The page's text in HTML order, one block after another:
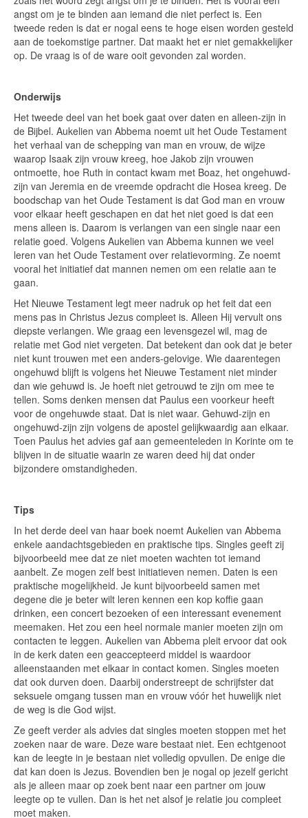
angst om je te binden aan iemand die niet perfect is. Een
tweede reden is dat er nogal eens te hoge eisen worden gesteld
aan de toekomstige partner. Dat maakt het er niet gemakkelijker
op. De vraag is of de ware ooit gevonden zal worden.
Onderwijs
Het tweede deel van het boek gaat over daten en alleen-zijn in
de Bijbel. Aukelien van Abbema noemt uit het Oude Testament
het verhaal van de schepping van man en vrouw, de wijze
waarop Isaak zijn vrouw kreeg, hoe Jakob zijn vrouwen
ontmoette, hoe Ruth in contact kwam met Boaz, het ongehuwd-
zijn van Jeremia en de vreemde opdracht die Hosea kreeg. De
boodschap van het Oude Testament is dat God man en vrouw
voor elkaar heeft geschapen en dat het niet goed is dat een
mens alleen is. Daarom is verlangen van een single naar een
relatie goed. Volgens Aukelien van Abbema kunnen we veel
leren van het Oude Testament over relatievorming. Ze noemt
vooral het initiatief dat mannen nemen om een relatie aan te
gaan.
Het Nieuwe Testament legt meer nadruk op het feit dat een
mens pas in Christus Jezus compleet is. Alleen Hij vervult ons
diepste verlangen. Wie graag een levensgezel wil, mag de
relatie met God niet vergeten. Dat betekent dan ook dat je beter
niet kunt trouwen met een anders-gelovige. Wie daarentegen
ongehuwd blijft is volgens het Nieuwe Testament niet minder
dan wie gehuwd is. Je hoeft niet getrouwd te zijn om mee te
tellen. Soms denken mensen dat Paulus een voorkeur heeft
voor de ongehuwde staat. Dat is niet waar. Gehuwd-zijn en
ongehuwd-zijn zijn volgens de apostel gelijkwaardig aan elkaar.
Toen Paulus het advies gaf aan gemeenteleden in Korinte om te
blijven in de situatie waarin ze waren deed hij dat onder
bijzondere omstandigheden.
Tips
In het derde deel van haar boek noemt Aukelien van Abbema
enkele aandachtsgebieden en praktische tips. Singles geeft zij
bijvoorbeeld mee dat ze niet moeten wachten tot iemand
aanbelt. Ze mogen zelf best initiatieven nemen. Daten is een
praktische mogelijkheid. Je kunt bijvoorbeeld samen met
degene die je beter wilt leren kennen een kop koffie gaan
drinken, een concert bezoeken of een interessant evenement
meemaken. Het zou een heel normale manier moeten zijn om
contacten te leggen. Aukelien van Abbema pleit ervoor dat ook
in de kerk daten een geaccepteerd middel is waardoor
alleenstaanden met elkaar in contact komen. Singles moeten
dat ook durven doen. Daarbij onderstreept de schrijfster dat
seksuele omgang tussen man en vrouw vóór het huwelijk niet
de weg is die God wijst.
Ze geeft verder als advies dat singles moeten stoppen met het
zoeken naar de ware. Deze ware bestaat niet. Een echtgenoot
kan de leegte in je bestaan niet volledig opvullen. De enige die
dat kan doen is Jezus. Bovendien ben je nogal op jezelf gericht
als je alleen maar op zoek bent naar een partner om jouw
leegte op te vullen. Dan is het net alsof je relatie jou compleet
moet maken.